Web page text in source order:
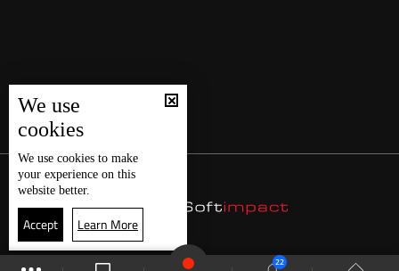
22
We use
cookies
We use cookies to make
your experience on this
website better.
Accept Learn More